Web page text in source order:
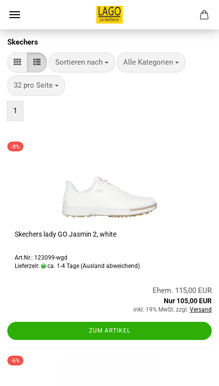
Skechers
Sortieren nach
Sortieren nach Alle Kategorien
pro Seite
32 pro Seite
pro Seite
1
-8%
Skechers lady GO Jasmin 2, white
Art.Nr.: 123099-wgd
Lieferzeit:
ca. 1-4 Tage (Ausland abweichend)
Ehem. 115,00 EUR
Nur 105,00 EUR
inkl. 19% MwSt. zzgl. Versand
ZUM ARTIKEL
-6%